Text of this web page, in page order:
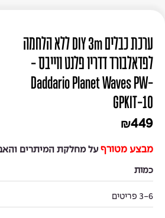
ערכת כבלים DIY 3m ללא הלחמה
לפדאלבורד דדריו פלנט ווייבס -
Daddario Planet Waves PW-
GPKIT-10
₪449
מבצע מטורף על מחלקת המיתרים
כמות
3-6 פריטים